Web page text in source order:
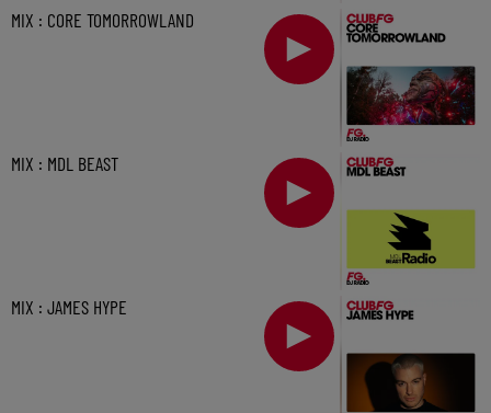
MIX : CORE TOMORROWLAND
MIX : MDL BEAST
MIX : JAMES HYPE